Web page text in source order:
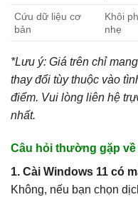
Cứu dữ liệu cơ
bản
Khôi
nhẹ
*Lưu ý: Giá trên chỉ
thay đổi tùy thuộc vào
điểm. Vui lòng liên hệ
nhất.
Câu hỏi thường gặp
1. Cài Windows 11 có
Không, nếu bạn chọn